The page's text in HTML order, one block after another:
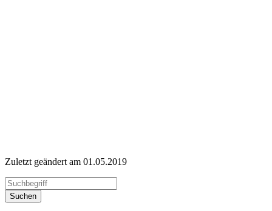
Zuletzt geändert am 01­.05.2019
Suchen